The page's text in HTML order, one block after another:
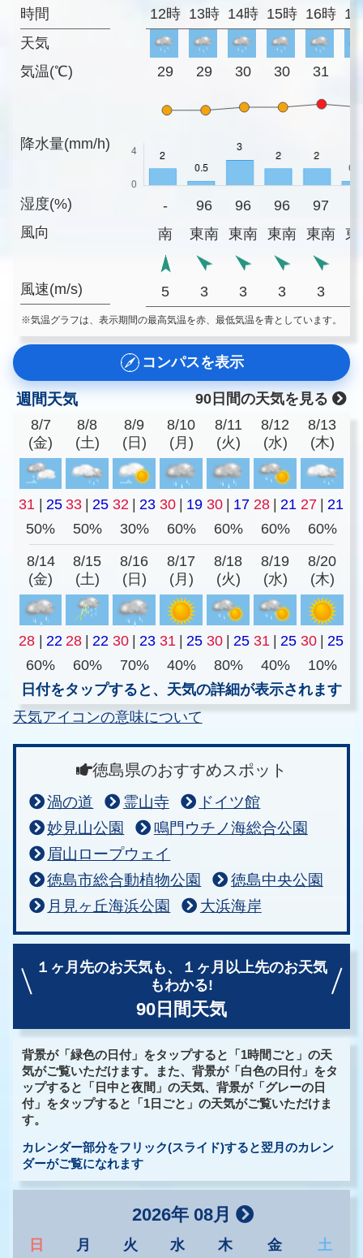
時間
天気
気温(℃)
降水量(mm/h)
湿度(%)
風向
風速(m/s)
12時 13時 14時 15時 16時
29 29 30 30 31
- 96 96 96 97
南
東南 東南 東南 東南 東
5 3 3 3 3
※気温グラフは、表示期間の最高気温を赤、最低気温を青としています。
コンパスを表示
週間天気
90日間の天気を見る
8/7
(金)
8/8
(土)
8/9
(日)
8/10
(月)
8/11
(火)
8/12
(水)
8/13
(木)
31 | 25 33 | 25 32 | 23 30 | 19 30 | 17 28 | 21 27 | 21
50%
50% 30% 60% 60% 60% 60%
8/14
(金)
8/15
(土)
8/16
(日)
8/17
(月)
8/18
(火)
8/19
(水)
8/20
(木)
28 | 22 28 | 22 30 | 23 31 | 25 30 | 25 31 | 25 30 | 25
60%
60% 70% 40% 80% 40%
10%
日付をタップすると、天気の詳細が表示されます
天気アイコンの意味について
徳島県のおすすめスポット
渦の道 霊山寺
ドイツ館
妙見山公園
鳴門ウチノ海総合公園
眉山ロープウェイ
徳島市総合動植物公園
徳島中央公園
月見ヶ丘海浜公園
大浜海岸
１ヶ月先のお天気も、
１ヶ月以上先のお天気
もわかる!
90日間天気
背景が「緑色の日付」をタップすると「1時間ごと」の天
気がご覧いただけます。また、背景が「白色の日付」をタ
ップすると「日中と夜間」の天気、背景が「グレーの日
付」をタップすると「1日ごと」の天気がご覧いただけま
す。
カレンダー部分をフリック(スライド)すると翌月のカレン
ダーがご覧になれます
2026年 08月
日 月 火 水 木 金 土